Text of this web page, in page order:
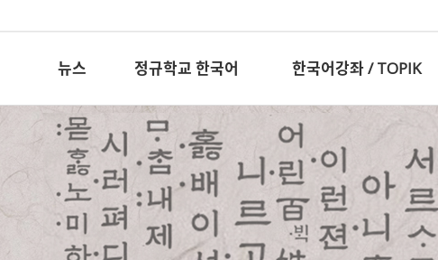
뉴스 정규학교 한국어 한국어강좌 / TOPIK